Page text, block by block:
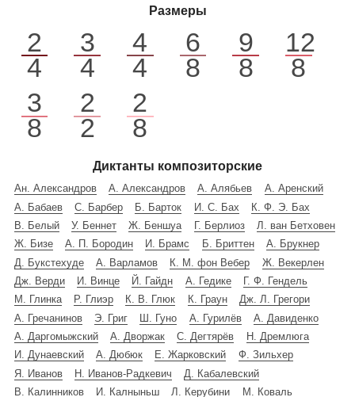
Размеры
2
4
3
4
4
4
6
8
9
8
12
8
3
8
2
2
2
8
Диктанты композиторские
Ан. Александров А. Александров А. Алябьев
А. Аренский
А. Бабаев
С. Барбер Б. Барток И. С. Бах
К. Ф. Э. Бах
В. Белый
У. Беннет Ж. Беншуа Г. Берлиоз
Л. ван Бетховен
Ж. Бизе
А. П. Бородин И. Брамс Б. Бриттен
А. Брукнер
Д. Букстехуде
А. Варламов К. М. фон Вебер
Ж. Векерлен
Дж. Верди
И. Винце Й. Гайдн А. Гедике
Г. Ф. Гендель
М. Глинка
Р. Глиэр К. В. Глюк К. Граун
Дж. Л. Грегори
А. Гречанинов
Э. Григ Ш. Гуно А. Гурилёв
А. Давиденко
А. Даргомыжский
А. Дворжак С. Дегтярёв
Н. Дремлюга
И. Дунаевский
А. Дюбюк Е. Жарковский
Ф. Зильхер
Я. Иванов
Н. Иванов-Радкевич
Д. Кабалевский
В. Калинников
И. Калныньш Л. Керубини
М. Коваль